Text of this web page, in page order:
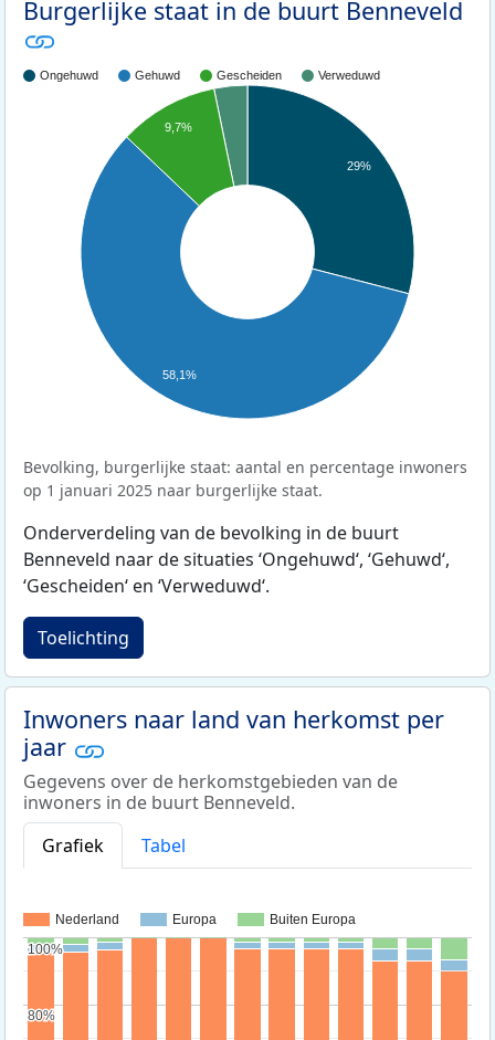
Burgerlijke staat in de buurt Benneveld
Ongehuwd Gehuwd Gescheiden Verweduwd
29%
9,7%
58,1%
Bevolking, burgerlijke staat: aantal en percentage inwoners
op 1 januari 2025 naar burgerlijke staat.
Onderverdeling van de bevolking in de buurt
Benneveld naar de situaties ‘Ongehuwd‘, ‘Gehuwd‘,
‘Gescheiden‘ en ‘Verweduwd‘.
Toelichting
Inwoners naar land van herkomst per
jaar
Gegevens over de herkomstgebieden van de
inwoners in de buurt Benneveld.
Grafiek
Tabel
Nederland Europa Buiten Europa
80%
80%
100%
100%